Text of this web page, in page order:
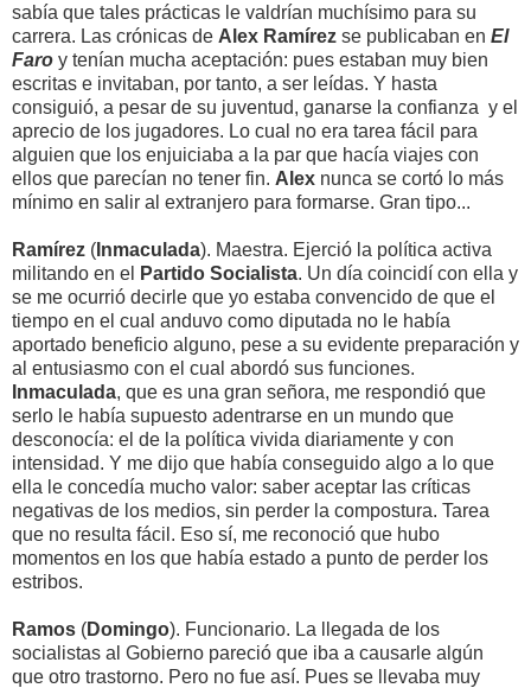
sabía que tales prácticas le valdrían muchísimo para su
carrera. Las crónicas de Alex Ramírez se publicaban en El
Faro y tenían mucha aceptación: pues estaban muy bien
escritas e invitaban, por tanto, a ser leídas. Y hasta
consiguió, a pesar de su juventud, ganarse la confianza y el
aprecio de los jugadores. Lo cual no era tarea fácil para
alguien que los enjuiciaba a la par que hacía viajes con
ellos que parecían no tener fin. Alex nunca se cortó lo más
mínimo en salir al extranjero para formarse. Gran tipo...
Ramírez ( Inmaculada). Maestra. Ejerció la política activa
militando en el
Partido Socialista. Un día coincidí con ella y
se me ocurrió decirle que yo estaba convencido de que el
tiempo en el cual anduvo como diputada no le había
aportado beneficio alguno, pese a su evidente preparación y
al entusiasmo con el cual abordó sus funciones.
Inmaculada, que es una gran señora, me respondió que
serlo le había supuesto adentrarse en un mundo que
desconocía: el de la política vivida diariamente y con
intensidad. Y me dijo que había conseguido algo a lo que
ella le concedía mucho valor: saber aceptar las críticas
negativas de los medios, sin perder la compostura. Tarea
que no resulta fácil. Eso sí, me reconoció que hubo
momentos en los que había estado a punto de perder los
estribos.
Ramos (Domingo). Funcionario. La llegada de los
socialistas al Gobierno pareció que iba a causarle algún
que otro trastorno. Pero no fue así. Pues se llevaba muy